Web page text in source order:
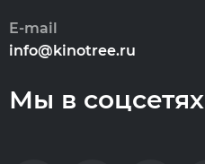
E-mail
info@kinotree.ru
Мы в соцсетях